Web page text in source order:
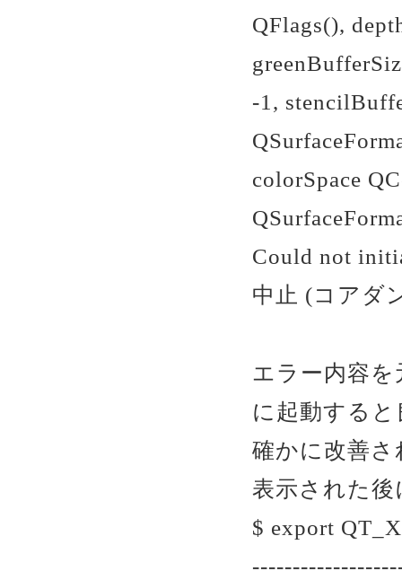
QFlags(),
-1,
colorSpace
Could not
中止 (コアダ
エラー内容
に起動する
確かに改善
表示された後
$ export